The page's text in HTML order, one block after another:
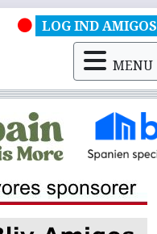
LOG IND AMIGOS
MENU